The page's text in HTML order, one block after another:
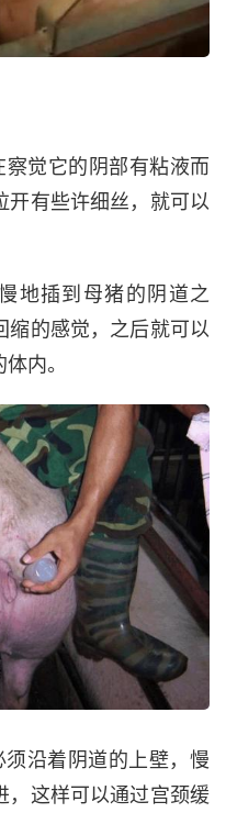
觉它的阴部有粘液而
开有些许细丝，就可以
地插到母猪的阴道之
缩的感觉，之后就可以
内。
沿着阴道的上壁，慢
，这样可以通过宫颈缓